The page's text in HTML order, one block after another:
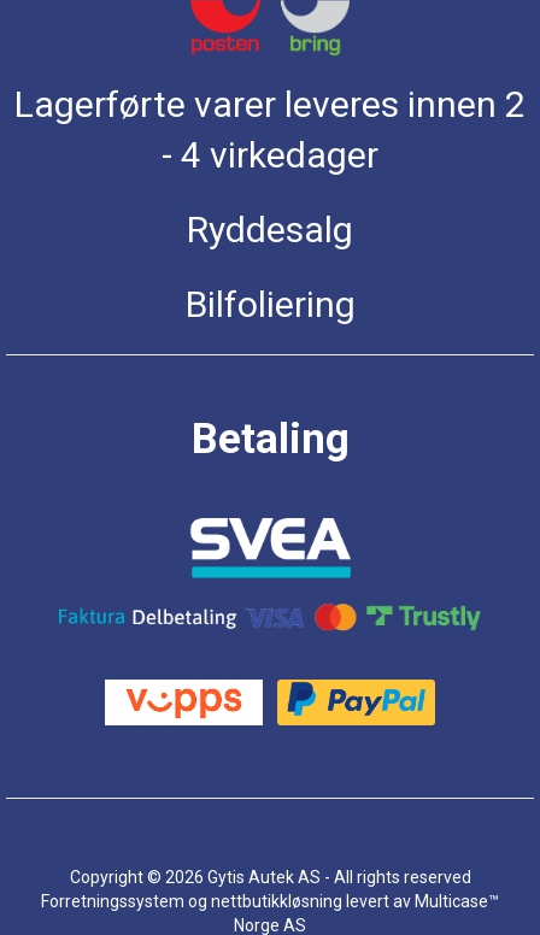
Lagerførte varer leveres innen 2
- 4 virkedager
Ryddesalg
Bilfoliering
Betaling
Copyright © 2026 Gytis Autek AS - All rights reserved
Forretningssystem og nettbutikkløsning levert av Multicase™
Norge AS